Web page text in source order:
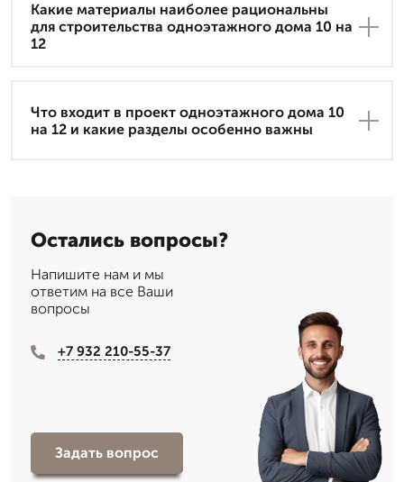
Какие материалы наиболее рациональны
для строительства одноэтажного дома 10 на
12
Что входит в проект одноэтажного дома 10
на 12 и какие разделы особенно важны
Остались вопросы?
Напишите нам и мы
ответим на все Ваши
вопросы
+7 932 210-55-37
Задать вопрос